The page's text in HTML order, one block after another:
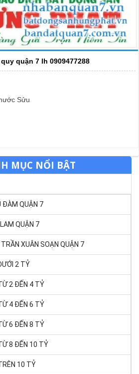
quận 7 lh 0909477288
Sửu
MỤC NỔI BẬT
ĐÀM QUẬN 7
QUẬN 7
XUÂN SOẠN QUẬN 7
2 TỶ
2 ĐẾN 4 TỶ
4 ĐẾN 6 TỶ
6 ĐẾN 8 TỶ
8 ĐẾN 10 TỶ
10 TỶ